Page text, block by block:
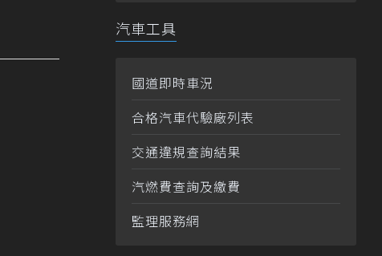
汽車工具
國道即時車況
合格汽車代驗廠列表
交通違規查詢結果
汽燃費查詢及繳費
監理服務網